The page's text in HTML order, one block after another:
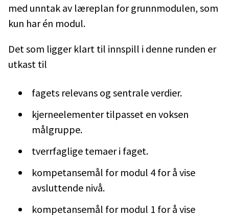
med unntak av læreplan for grunnmodulen, som
kun har én modul.
Det som ligger klart til innspill i denne runden er
utkast til
fagets relevans og sentrale verdier.
kjerneelementer tilpasset en voksen
målgruppe.
tverrfaglige temaer i faget.
kompetansemål for modul 4 for å vise
avsluttende nivå.
kompetansemål for modul 1 for å vise